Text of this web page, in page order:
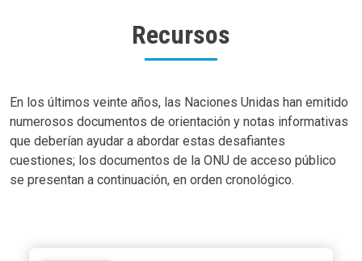
Recursos
Body
En los últimos veinte años, las Naciones Unidas han emitido
numerosos documentos de orientación y notas informativas
que deberían ayudar a abordar estas desafiantes
cuestiones; los documentos de la ONU de acceso público
se presentan a continuación, en orden cronológico.